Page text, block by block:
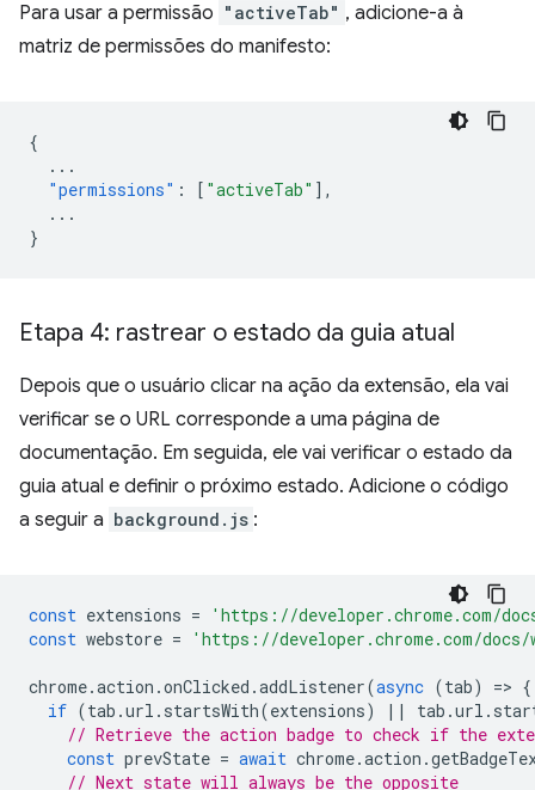
Para usar a permissão "activeTab" , adicione-a à
matriz de permissões do manifesto:
{
...
"permissions" : [ "activeTab" ],
...
}
Etapa 4: rastrear o estado da guia atual
Depois que o usuário clicar na ação da extensão, ela vai
verificar se o URL corresponde a uma página de
documentação. Em seguida, ele vai verificar o estado da
guia atual e definir o próximo estado. Adicione o código
a seguir a background.js :
const extensions =
'https://developer.chrome.com/
const webstore = 'https://developer.chrome.com/docs/
chrome.action .onClicked .addListener(async (tab) => {
if (tab .url . startsWith(extensions) || tab .url .
// Retrieve the action badge to check if the
const prevState = await chrome.action .
// Next state will always be the opposite